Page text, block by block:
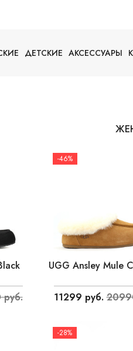
ДЕТСКИЕ АКСЕССУАРЫ
-46%
UGG Ansley Mule
11299 руб.
-28%